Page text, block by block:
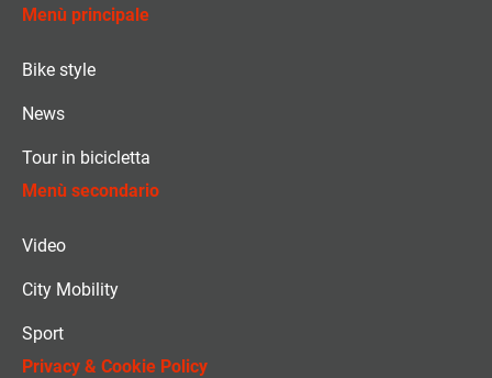
Menù principale
Bike style
News
Tour in bicicletta
Menù secondario
Video
City Mobility
Sport
Privacy & Cookie Policy